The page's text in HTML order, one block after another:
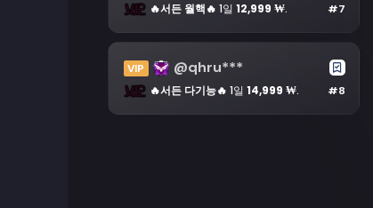
🔥서든 월핵🔥 1일12,999 ₩. #7
VIP @qhru***
🔥서든 다기능🔥 1일14,999 ₩. #8